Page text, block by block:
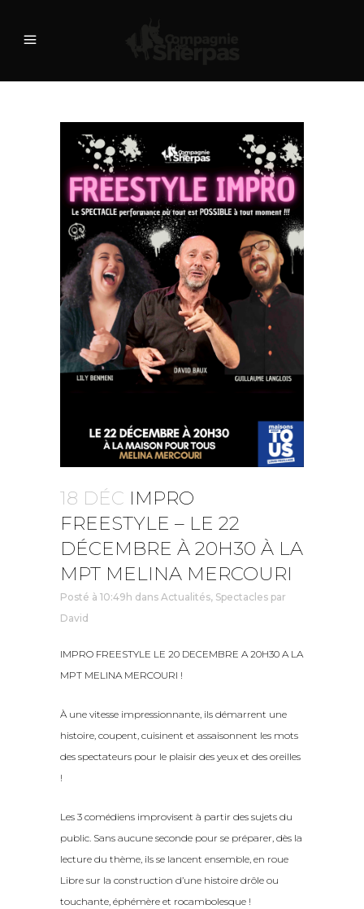
18 DÉC IMPRO
FREESTYLE – LE 22
DÉCEMBRE À 20H30 À LA
MPT MELINA MERCOURI
Posté à 10:49h dans Actualités, Spectacles par
David
IMPRO FREESTYLE LE 20 DECEMBRE A 20H30 A LA
MPT MELINA MERCOURI !
À une vitesse impressionnante, ils démarrent une
histoire, coupent, cuisinent et assaisonnent les mots
des spectateurs pour le plaisir des yeux et des oreilles
!
Les 3 comédiens improvisent à partir des sujets du
public. Sans aucune seconde pour se préparer, dès la
lecture du thème, ils se lancent ensemble, en roue
Libre sur la construction d’une histoire drôle ou
touchante, éphémère et rocambolesque !